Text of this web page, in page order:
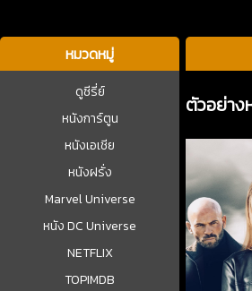
หมวดหมู่
ดูซีรี่ย์
หนังการ์ตูน
หนังเอเชีย
หนังฝรั่ง
Marvel Universe
หนัง DC Universe
NETFLIX
TOPIMDB
ตัวอย่าง